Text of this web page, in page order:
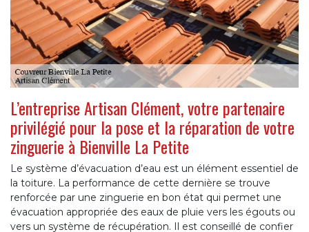
L’entreprise Artisan Clément, votre partenaire
privilégié pour la pose et la réparation de votre
zinguerie à Bienville La Petite
Le système d’évacuation d’eau est un élément essentiel de
la toiture. La performance de cette dernière se trouve
renforcée par une zinguerie en bon état qui permet une
évacuation appropriée des eaux de pluie vers les égouts ou
vers un système de récupération. Il est conseillé de confier